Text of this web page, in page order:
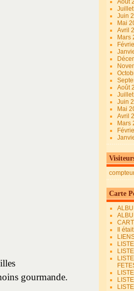
gourmande.
Août
Juin
Mai
Avril
Mars
Août
Juin
Mai
Avril
Mars
Carte
Il